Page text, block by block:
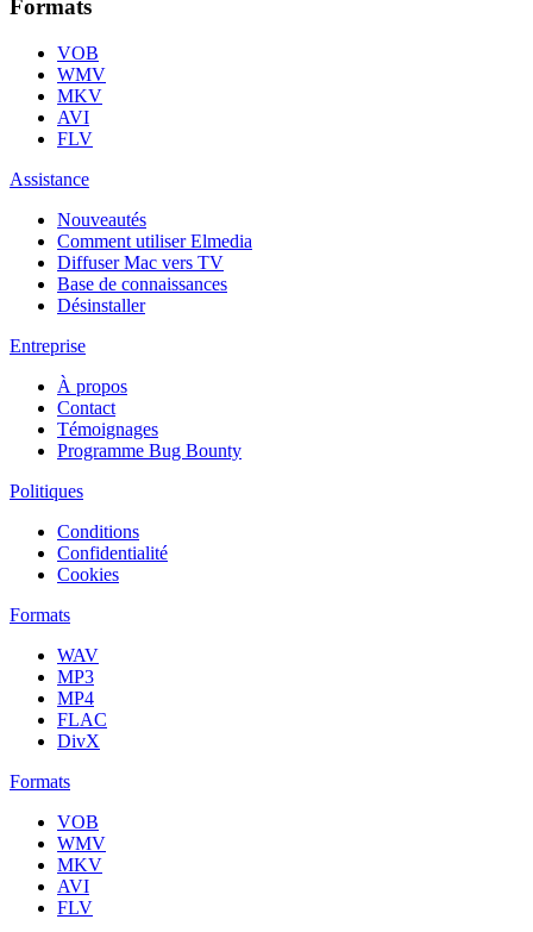
Formats
VOB
WMV
MKV
AVI
FLV
Assistance
Nouveautés
Comment utiliser Elmedia
Diffuser Mac vers TV
Base de connaissances
Désinstaller
Entreprise
À propos
Contact
Témoignages
Programme Bug Bounty
Politiques
Conditions
Confidentialité
Cookies
Formats
WAV
MP3
MP4
FLAC
DivX
Formats
VOB
WMV
MKV
AVI
FLV